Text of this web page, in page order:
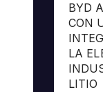
BYD
CON
LA
LITIO